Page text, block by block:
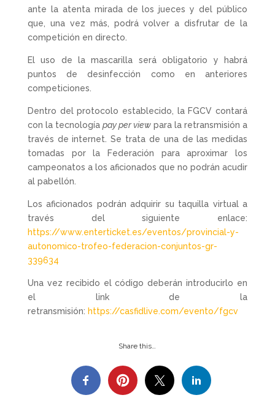
ante la atenta mirada de los jueces y del público
que, una vez más, podrá volver a disfrutar de la
competición en directo.
El uso de la mascarilla será obligatorio y habrá
puntos de desinfección como en anteriores
competiciones.
Dentro del protocolo establecido, la FGCV contará
con la tecnología pay per view para la retransmisión a
través de internet. Se trata de una de las medidas
tomadas por la Federación para aproximar los
campeonatos a los aficionados que no podrán acudir
al pabellón.
Los aficionados podrán adquirir su taquilla virtual a
través del siguiente enlace:
https://www.enterticket.es/eventos/provincial-y-
autonomico-trofeo-federacion-conjuntos-gr-
339634
Una vez recibido el código deberán introducirlo en
el link de la
retransmisión: https://casfidlive.com/evento/fgcv
Share this…